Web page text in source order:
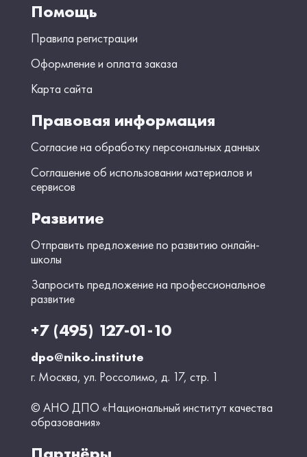
Помощь
Правила регистрации
Оформление и оплата заказа
Карта сайта
Правовая информация
Согласие на обработку персональных данных
Соглашение об использовании материалов и
сервисов
Развитие
Отправить предложение по развитию онлайн-
школы
Запросить предложение на профессиональное
развитие
+7 (495) 127-01-10
dpo@niko.institute
г. Москва, ул. Россолимо, д. 17, стр. 1
© АНО ДПО «Национальный институт качества
образования»